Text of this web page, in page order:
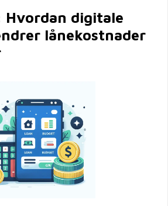
Hvordan digitale
lånekostnader